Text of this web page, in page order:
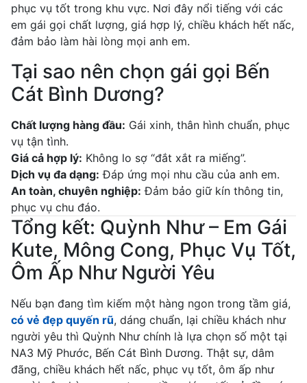
phục vụ tốt trong khu vực. Nơi đây nổi tiếng với các
em gái gọi chất lượng, giá hợp lý, chiều khách hết nấc,
đảm bảo làm hài lòng mọi anh em.
Tại sao nên chọn gái gọi Bến
Cát Bình Dương?
Chất lượng hàng đầu: Gái xinh, thân hình chuẩn, phục
vụ tận tình.
Giá cả hợp lý: Không lo sợ “đắt xắt ra miếng”.
Dịch vụ đa dạng: Đáp ứng mọi nhu cầu của anh em.
An toàn, chuyên nghiệp: Đảm bảo giữ kín thông tin,
phục vụ chu đáo.
Tổng kết: Quỳnh Như – Em Gái
Kute, Mông Cong, Phục Vụ Tốt,
Ôm Ấp Như Người Yêu
Nếu bạn đang tìm kiếm một hàng ngon trong tầm giá,
có vẻ đẹp quyến rũ, dáng chuẩn, lại chiều khách như
người yêu thì Quỳnh Như chính là lựa chọn số một tại
NA3 Mỹ Phước, Bến Cát Bình Dương. Thật sự, dâm
đãng, chiều khách hết nấc, phục vụ tốt, ôm ấp như